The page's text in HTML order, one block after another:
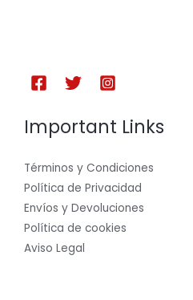
Important Links
Términos y Condiciones
Política de Privacidad
Envíos y Devoluciones
Política de cookies
Aviso Legal